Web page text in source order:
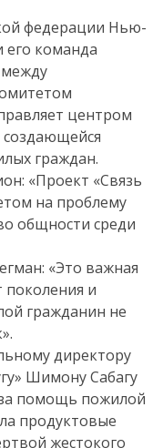
федерации Нью-
команда
центром
граждан.
«Проект «Связь
на проблему
общности среди
«Это важная
поколения и
гражданин не
директору
Шимону Сабагу
помощь пожилой
продуктовые
жестокого